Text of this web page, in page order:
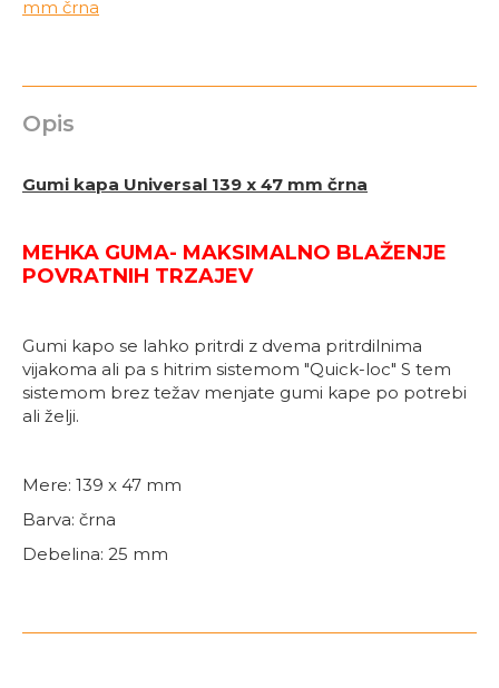
Opis
Gumi kapa Universal 139 x 47 mm črna
MEHKA GUMA- MAKSIMALNO BLAŽENJE
POVRATNIH TRZAJEV
Gumi kapo se lahko pritrdi z dvema pritrdilnima
vijakoma ali pa s hitrim sistemom "Quick-loc" S tem
sistemom brez težav menjate gumi kape po potrebi
ali želji.
Mere: 139 x 47 mm
Barva: črna
Debelina: 25 mm